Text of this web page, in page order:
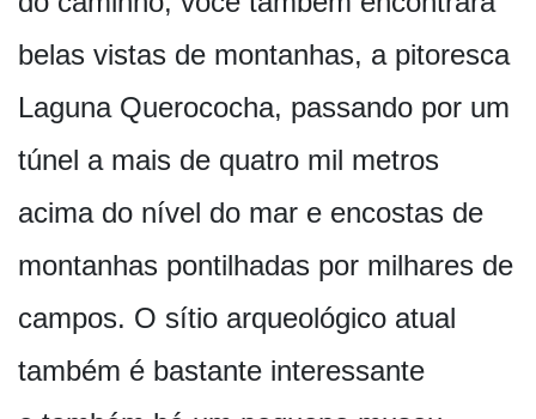
belas vistas de montanhas, a pitoresca
Laguna Querococha, passando por um
túnel a mais de quatro mil metros
acima do nível do mar e encostas de
montanhas pontilhadas por milhares de
campos. O sítio arqueológico atual
também é bastante interessante